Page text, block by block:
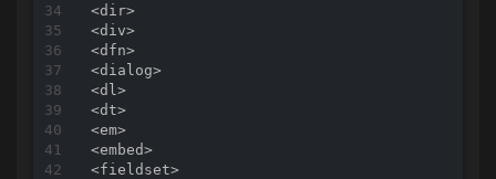
<dir>
<div>
<dfn>
<dialog>
<dl >
<dt>
<em>
<embed>
<fieldset>